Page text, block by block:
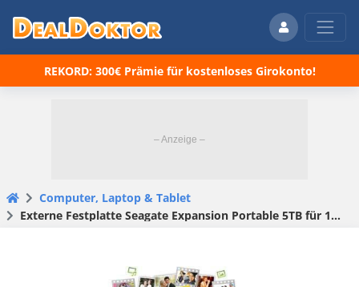
REKORD: 300€ Prämie für kostenloses Girokonto!
Computer, Laptop & Tablet
Externe Festplatte Seagate Expansion Portable 5TB für 126,04€ (statt 150€)